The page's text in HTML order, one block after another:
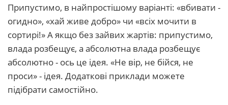
Припустимо, в найпростішому варіанті: «вбивати -
огидно», «хай живе добро» чи «всіх мочити в
сортирі!» А якщо без зайвих жартів: припустимо,
влада розбещує, а абсолютна влада розбещує
абсолютно - ось це ідея. «Не вір, не бійся, не
проси» - ідея. Додаткові приклади можете
підібрати самостійно.